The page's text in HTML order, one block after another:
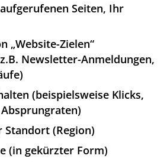
Seiten, Ihr
„Website-Zielen“
Newsletter-Anmeldungen,
(beispielsweise Klicks,
(Region)
(in gekürzter Form)